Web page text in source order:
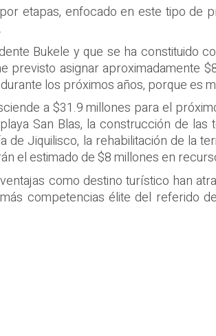
etapas, enfocado en este tipo de
Bukele y que se ha constituido
asignar aproximadamente
los próximos años, porque es
a $31.9 millones para el
San Blas, la construcción de las
Jiquilisco, la rehabilitación de la
el estimado de $8 millones en
como destino turístico han
competencias élite del referido